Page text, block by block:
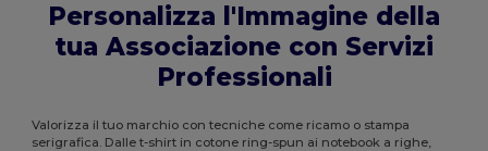
Personalizza l'Immagine della
tua Associazione con Servizi
Professionali
Valorizza il tuo marchio con tecniche come ricamo o stampa
serigrafica. Dalle t-shirt in cotone ring-spun ai notebook a righe,